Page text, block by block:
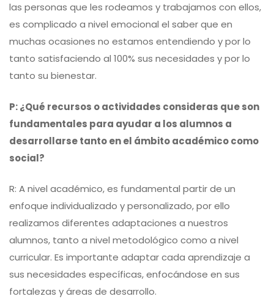
las personas que les rodeamos y trabajamos con ellos,
es complicado a nivel emocional el saber que en
muchas ocasiones no estamos entendiendo y por lo
tanto satisfaciendo al 100% sus necesidades y por lo
tanto su bienestar.
P: ¿Qué recursos o actividades consideras que son
fundamentales para ayudar a los alumnos a
desarrollarse tanto en el ámbito académico como
social?
R: A nivel académico, es fundamental partir de un
enfoque individualizado y personalizado, por ello
realizamos diferentes adaptaciones a nuestros
alumnos, tanto a nivel metodológico como a nivel
curricular. Es importante adaptar cada aprendizaje a
sus necesidades específicas, enfocándose en sus
fortalezas y áreas de desarrollo.